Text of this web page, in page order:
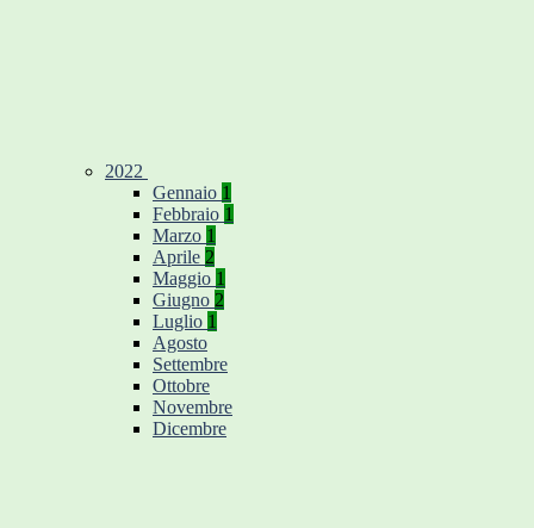
2022
Gennaio 1
Febbraio 1
Marzo 1
Aprile 2
Maggio 1
Giugno 2
Luglio 1
Agosto
Settembre
Ottobre
Novembre
Dicembre